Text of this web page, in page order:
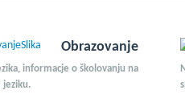
Obrazovanje
informacje o školovanju na
jeziku.